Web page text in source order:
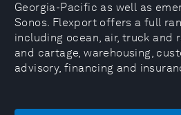
Georgia-Pacific as well as
Sonos. Flexport offers a full
including ocean, air, truck and
and cartage, warehousing,
advisory, financing and